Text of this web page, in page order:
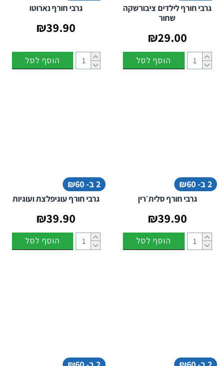
גרבי חורף לילדים ציבורשקה
שחור
₪29.00
הוסף לסל
גרבי חורף נארוטו
₪39.90
הוסף לסל
2 ב- ₪60
גרבי חורף סלית׳רין
₪39.90
הוסף לסל
2 ב- ₪60
גרבי חורף עוגיפלצת ועוגיות
₪39.90
הוסף לסל